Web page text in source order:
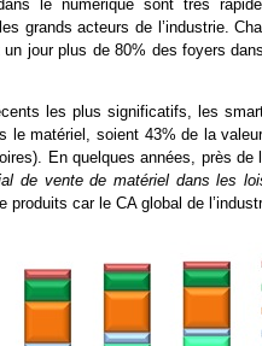
le numérique sont très
grands acteurs de l’industrie.
jour plus de 80% des foyers
les plus significatifs, les
le matériel, soient 43% de la
En quelques années, près
de vente de matériel dans les
produits car le CA global de